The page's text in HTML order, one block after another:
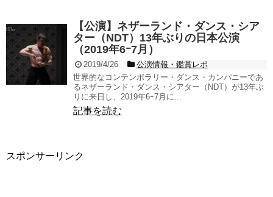
【公演】ネザーランド・ダンス・シア
ター（NDT）13年ぶりの日本公演
（2019年6ｰ7月）
2019/4/26
公演情報・鑑賞レポ
世界的なコンテンポラリー・ダンス・カンパニーであ
るネザーランド・ダンス・シアター（NDT）が13年ぶ
りに来日し、2019年6ｰ7月に...
記事を読む
スポンサーリンク